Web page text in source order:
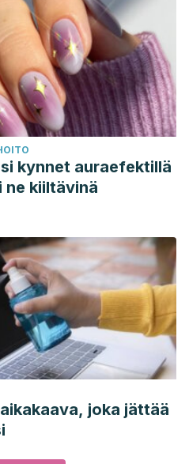
kynnet auraefektillä
ne kiiltävinä
joka jättää